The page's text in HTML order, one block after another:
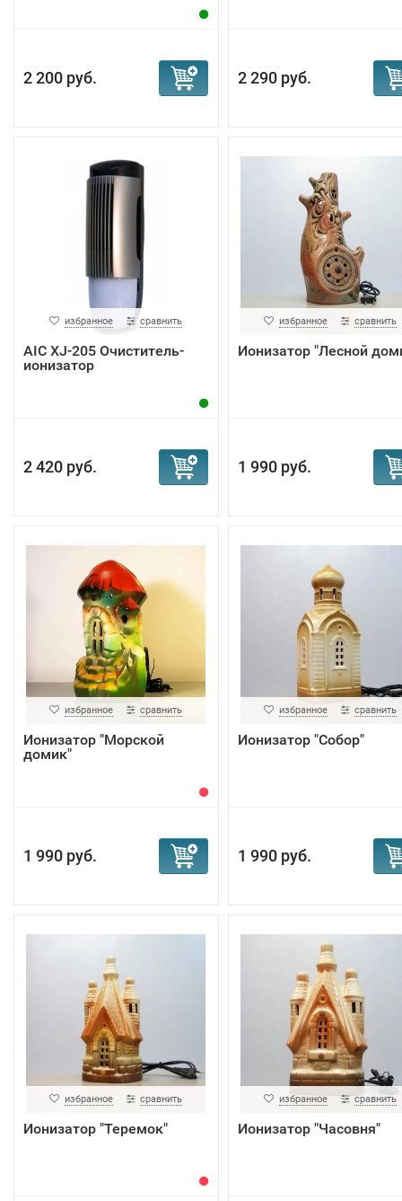
2 200 руб. 2 290 руб.
избранное сравнить
AIC XJ-205 Очиститель-
ионизатор
2 420 руб.
избранное сравнить
Ионизатор "Лесной
1 990 руб.
избранное сравнить
Ионизатор "Морской
домик"
1 990 руб.
избранное сравнить
Ионизатор "Собор"
1 990 руб.
избранное сравнить
Ионизатор "Теремок"
избранное сравнить
Ионизатор "Часовня"